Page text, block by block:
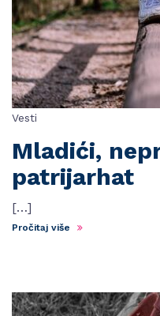
Vesti
Mladići,
patrijarhat
[…]
Pročitaj više